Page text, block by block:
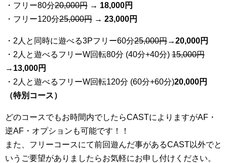
・フリー80分20,000円 → 18,000円
・フリー120分25,000円 → 23,000円
・2人と同時に遊べる3Pフリー60分25,000円→20,000円
・2人と遊べるフリーW回転80分 (40分+40分) 15,000円
→ 13,000円
・2人と遊べるフリーW回転120分 (60分+60分)20,000円
（特別コース）
どのコースでもお時間内でしたらCASTによりますがAF・
逆AF・オプションも可能です！！
また、フリーコースにて前回遊んだ事があるCAST以外でと
いうご要望がありましたらお気軽にお申し付けください。